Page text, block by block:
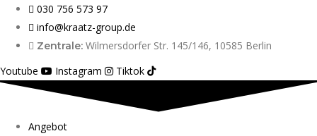
030 756 573 97
info@kraatz-group.de
Zentrale: Wilmersdorfer Str. 145/146, 10585 Berlin
Youtube
Instagram Tiktok
Angebot